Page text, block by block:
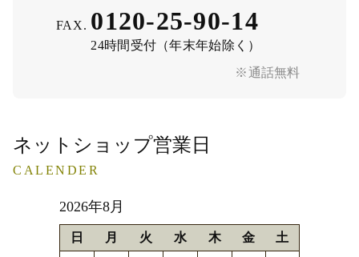
※通話無料
FAX. 0120-25-90-14
24時間受付（年末年始除く）
ネットショップ営業日
CALENDER
2026年8月
日 月 火 水 木 金 土